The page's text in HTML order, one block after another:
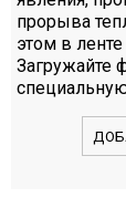
прорыва
этом в
Загружайте